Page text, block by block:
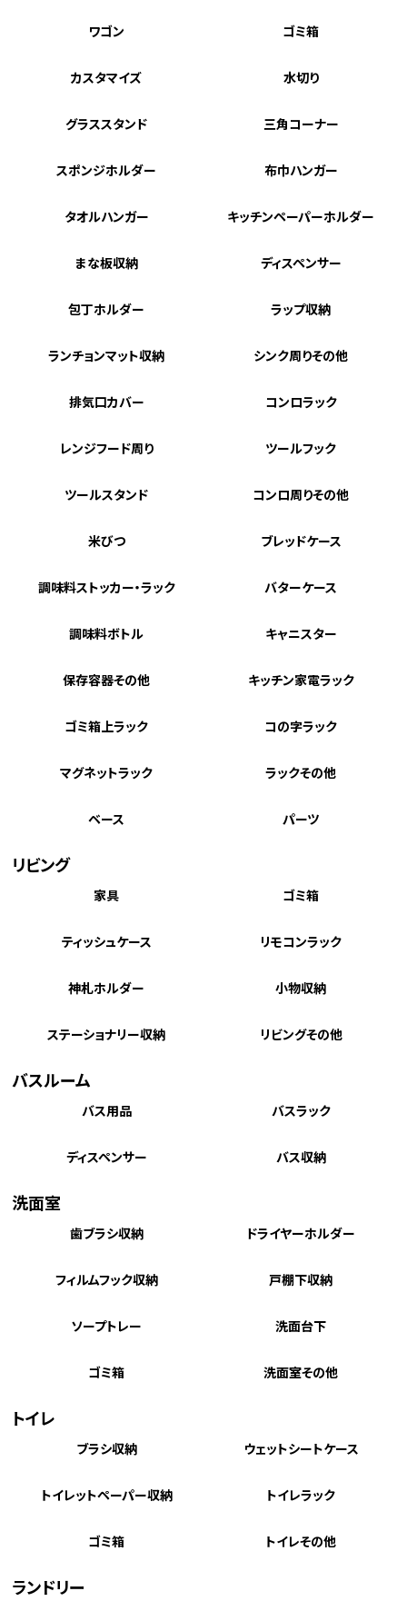
ワゴン ゴミ箱
カスタマイズ 水切り
グラススタンド 三角コーナー
スポンジホルダー 布巾ハンガー
タオルハンガー キッチンペーパーホルダー
まな板収納 ディスペンサー
包丁ホルダー ラップ収納
ランチョンマット収納 シンク周りその他
排気口カバー コンロラック
レンジフード周り ツールフック
ツールスタンド コンロ周りその他
米びつ ブレッドケース
調味料ストッカー・ラック バターケース
調味料ボトル キャニスター
保存容器その他 キッチン家電ラック
ゴミ箱上ラック コの字ラック
マグネットラック ラックその他
ベース パーツ
リビング
家具 ゴミ箱
ティッシュケース リモコンラック
神札ホルダー 小物収納
ステーショナリー収納 リビングその他
バスルーム
バス用品 バスラック
ディスペンサー バス収納
洗面室
歯ブラシ収納 ドライヤーホルダー
フィルムフック収納 戸棚下収納
ソープトレー 洗面台下
ゴミ箱 洗面室その他
トイレ
ブラシ収納 ウェットシートケース
トイレットペーパー収納 トイレラック
ゴミ箱 トイレその他
ランドリー